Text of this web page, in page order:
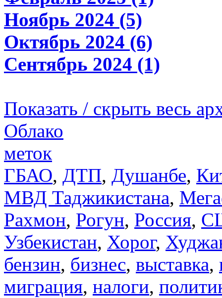
Ноябрь 2024 (5)
Октябрь 2024 (6)
Сентябрь 2024 (1)
Показать / скрыть весь
Облако
меток
ГБАО, ДТП, Душанбе,
МВД Таджикистана,
Рахмон, Рогун, Россия,
Узбекистан, Хорог,
бензин, бизнес, выставка,
миграция, налоги,